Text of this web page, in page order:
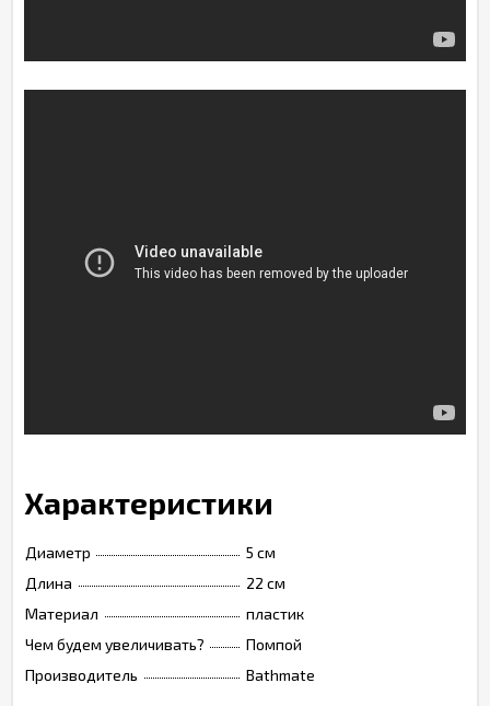
Характеристики
Диаметр
5 см
Длина
22 см
Материал
пластик
Чем будем увеличивать?
Помпой
Производитель
Bathmate